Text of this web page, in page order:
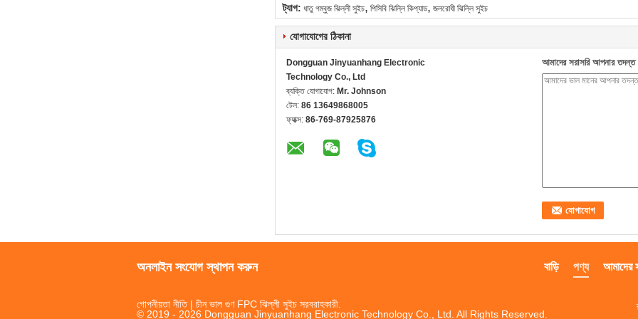
ট্যাগ: ধাতু গম্বুজ ঝিল্লী সুইচ, পিসিবি ঝিল্লি কিপ্যাড, জলরোধী ঝিল্লি সুইচ
যোগাযোগের ঠিকানা
Dongguan Jinyuanhang Electronic
Technology Co., Ltd
ব্যক্তি যোগাযোগ: Mr. Johnson
টেল: 86 13649868005
ফ্যাক্স: 86-769-87925876
আমাদের সরাসরি আপনার তদন্ত
অনলাইন সংযোগ স্থাপন করুন আমাদের
পণ্য
বাড়ি
গোপনীয়তা নীতি| চীন ভাল গুণ FPC ঝিল্লী সুইচ সরবরাহকারী.
© 2019 - 2026 Dongguan Jinyuanhang Electronic Technology Co., Ltd. All Rights Reserved.